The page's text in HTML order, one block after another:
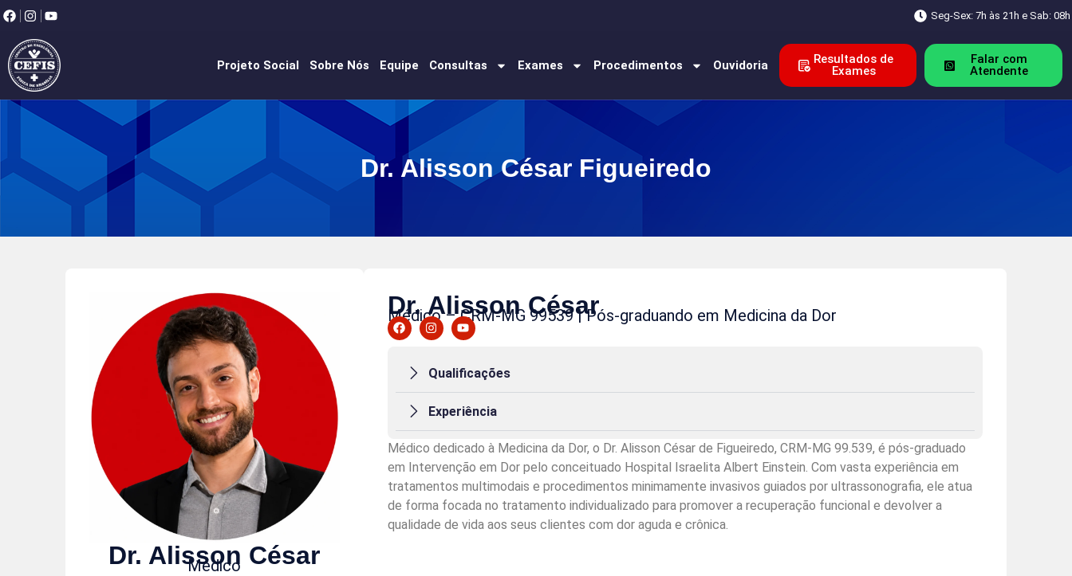
Seg-Sex: 7h às 21h e Sab:
Projeto Social Sobre Nós Equipe Consultas Exames Procedimentos Ouvidoria
Resultados de
Exames
Falar com
Atendente
Dr. Alisson César Figueiredo
Dr. Alisson César
Médico
Dr. Alisson César
Médico – CRM-MG 99539 | Pós-graduando em Medicina da Dor
Qualificações
Experiência
Médico dedicado à Medicina da Dor, o Dr. Alisson César de Figueiredo, CRM-MG 99.539, é pós-graduado
em Intervenção em Dor pelo conceituado Hospital Israelita Albert Einstein. Com vasta experiência em
tratamentos multimodais e procedimentos minimamente invasivos guiados por ultrassonografia, ele atua
de forma focada no tratamento individualizado para promover a recuperação funcional e devolver a
qualidade de vida aos seus clientes com dor aguda e crônica.